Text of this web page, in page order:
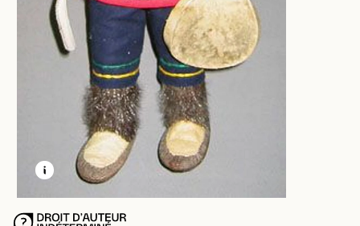
EN SAVOIR PLUS SUR CETTE IMAGE
OUVRIR LA MODALE